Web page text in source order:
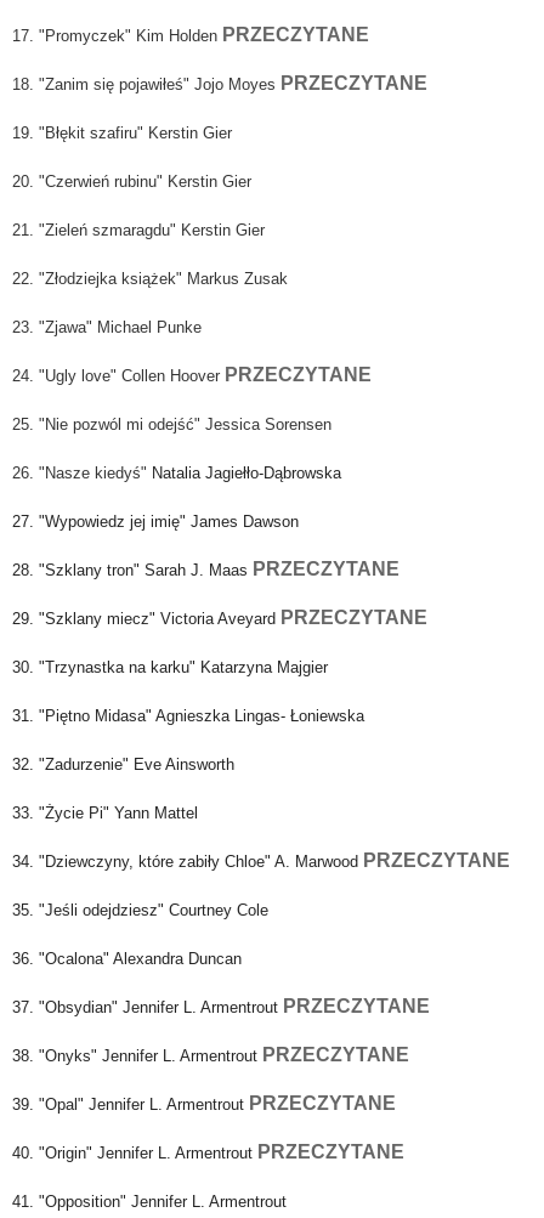
17. "Promyczek" Kim Holden PRZECZYTANE
18. "Zanim się pojawiłeś" Jojo Moyes PRZECZYTANE
19. "Błękit szafiru" Kerstin Gier
20. "Czerwień rubinu" Kerstin Gier
21. "Zieleń szmaragdu" Kerstin Gier
22. "Złodziejka książek" Markus Zusak
23. "Zjawa" Michael Punke
24. "Ugly love" Collen Hoover PRZECZYTANE
25. "Nie pozwól mi odejść" Jessica Sorensen
26. "Nasze kiedyś" Natalia Jagiełło-Dąbrowska
27. "Wypowiedz jej imię" James Dawson
28. "Szklany tron" Sarah J. Maas PRZECZYTANE
29. "Szklany miecz" Victoria Aveyard PRZECZYTANE
30. "Trzynastka na karku" Katarzyna Majgier
31. "Piętno Midasa" Agnieszka Lingas- Łoniewska
32. "Zadurzenie" Eve Ainsworth
33. "Życie Pi" Yann Mattel
34. "Dziewczyny, które zabiły Chloe" A. Marwood PRZECZYTANE
35. "Jeśli odejdziesz" Courtney Cole
36. "Ocalona" Alexandra Duncan
37. "Obsydian" Jennifer L. Armentrout PRZECZYTANE
38. "Onyks" Jennifer L. Armentrout PRZECZYTANE
39. "Opal" Jennifer L. Armentrout PRZECZYTANE
40. "Origin" Jennifer L. Armentrout PRZECZYTANE
41. "Opposition" Jennifer L. Armentrout